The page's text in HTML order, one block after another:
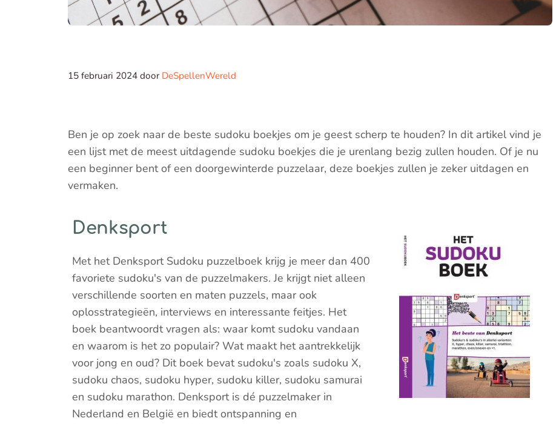
15 februari 2024 door DeSpellenWereld
Ben je op zoek naar de beste sudoku boekjes om je geest scherp te houden? In dit artikel vind je
een lijst met de meest uitdagende sudoku boekjes die je urenlang bezig zullen houden. Of je nu
een beginner bent of een doorgewinterde puzzelaar, deze boekjes zullen je zeker uitdagen en
vermaken.
Denksport
Met het Denksport Sudoku puzzelboek krijg je meer dan 400
favoriete sudoku's van de puzzelmakers. Je krijgt niet alleen
verschillende soorten en maten puzzels, maar ook
oplosstrategieën, interviews en interessante feitjes. Het
boek beantwoordt vragen als: waar komt sudoku vandaan
en waarom is het zo populair? Wat maakt het aantrekkelijk
voor jong en oud? Dit boek bevat sudoku's zoals sudoku X,
sudoku chaos, sudoku hyper, sudoku killer, sudoku samurai
en sudoku marathon. Denksport is dé puzzelmaker in
Nederland en België en biedt ontspanning en